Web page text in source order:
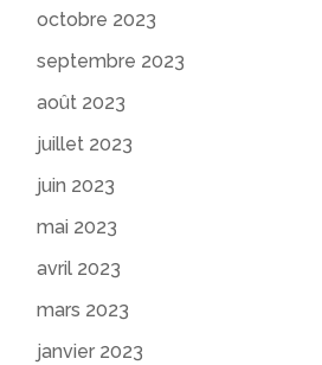
octobre 2023
septembre 2023
août 2023
juillet 2023
juin 2023
mai 2023
avril 2023
mars 2023
janvier 2023